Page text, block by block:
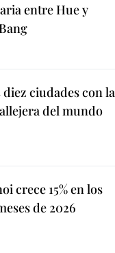
entre Hue y
ciudades con la
del mundo
crece 15% en los
de 2026